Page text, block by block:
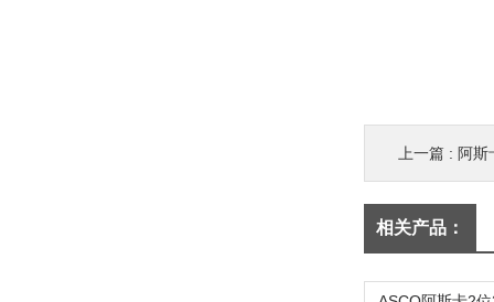
上一篇 : 阿斯
相关产品：